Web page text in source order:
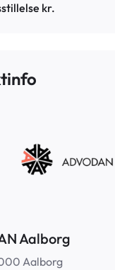
kr.
Aalborg
Aalborg